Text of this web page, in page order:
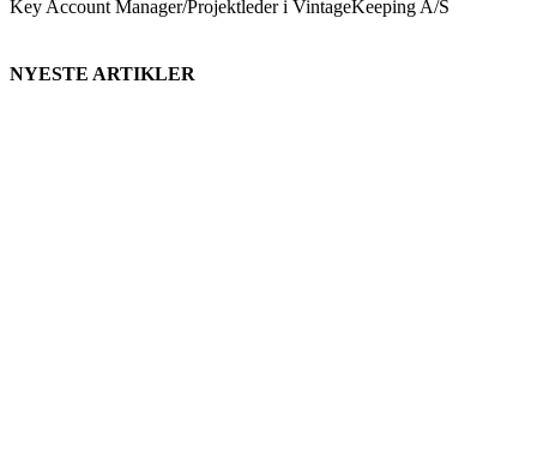
Key Account Manager/Projektleder i VintageKeeping A/S
NYESTE ARTIKLER